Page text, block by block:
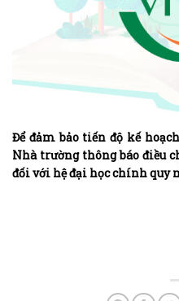
Để đảm bảo tiến độ kế
Nhà trường thông báo điều
đối với hệ đại học chính quy